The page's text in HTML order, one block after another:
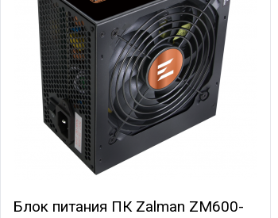
Блок питания ПК Zalman ZM600-